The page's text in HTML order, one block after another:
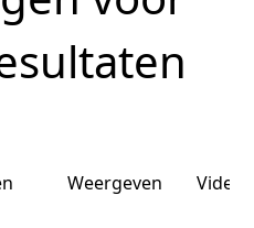
Weergeven Video